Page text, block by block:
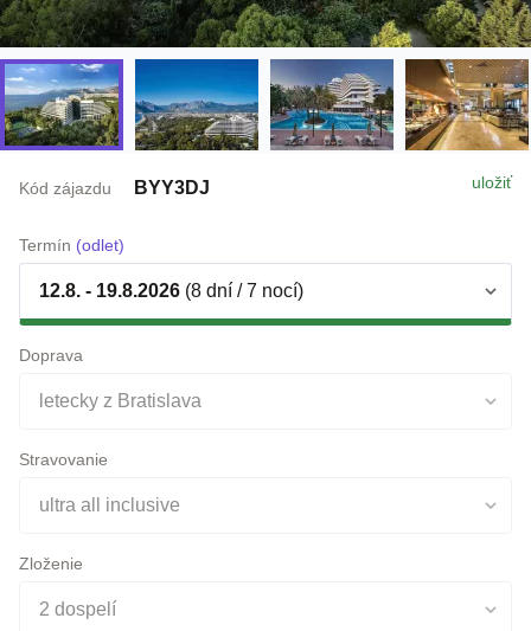
uložiť
Kód zájazdu BYY3DJ
Termín(odlet)
12.8. - 19.8.2026
letecky z Bratislava
Stravovanie
ultra all inclusive
Zloženie
2 dospelí
Typ izby